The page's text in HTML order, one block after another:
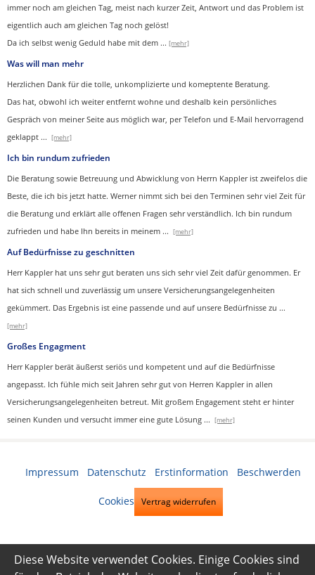
immer noch am gleichen Tag, meist nach kurzer Zeit, Antwort und das Problem ist
eigentlich auch am gleichen Tag noch gelöst!
Da ich selbst wenig Geduld habe mit dem ... [mehr]
Was will man mehr
Herzlichen Dank für die tolle, unkomplizierte und komeptente Beratung.
Das hat, obwohl ich weiter entfernt wohne und deshalb kein persönliches
Gespräch von meiner Seite aus möglich war, per Telefon und E-Mail hervorragend
geklappt ... [mehr]
Ich bin rundum zufrieden
Die Beratung sowie Betreuung und Abwicklung von Herrn Kappler ist zweifelos die
Beste, die ich bis jetzt hatte. Werner nimmt sich bei den Terminen sehr viel Zeit für
die Beratung und erklärt alle offenen Fragen sehr verständlich. Ich bin rundum
zufrieden und habe Ihn bereits in meinem ... [mehr]
Auf Bedürfnisse zu geschnitten
Herr Kappler hat uns sehr gut beraten uns sich sehr viel Zeit dafür genommen. Er
hat sich schnell und zuverlässig um unsere Versicherungsangelegenheiten
gekümmert. Das Ergebnis ist eine passende und auf unsere Bedürfnisse zu ...
[mehr]
Großes Engagment
Herr Kappler berät äußerst seriös und kompetent und auf die Bedürfnisse
angepasst. Ich fühle mich seit Jahren sehr gut von Herren Kappler in allen
Versicherungsangelegenheiten betreut. Mit großem Engagement steht er hinter
seinen Kunden und versucht immer eine gute Lösung ... [mehr]
Impressum Datenschutz Erstinformation Beschwerden
Cookies Vertrag widerrufen
Diese Website verwendet Cookies. Einige Cookies sind